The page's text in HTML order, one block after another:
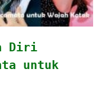
Diri
untuk